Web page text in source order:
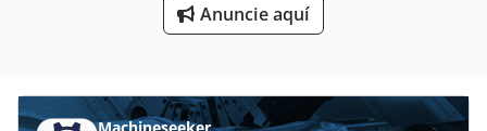
Sistema De Clasificación
Tnl 12
Anuncie aquí